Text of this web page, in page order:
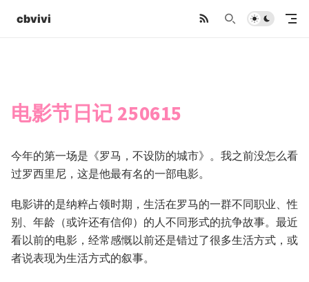
cbvivi
电影节日记 250615
今年的第一场是《罗马，不设防的城市》。我之前没怎么看
过罗西里尼，这是他最有名的一部电影。
电影讲的是纳粹占领时期，生活在罗马的一群不同职业、性
别、年龄（或许还有信仰）的人不同形式的抗争故事。最近
看以前的电影，经常感慨以前还是错过了很多生活方式，或
者说表现为生活方式的叙事。